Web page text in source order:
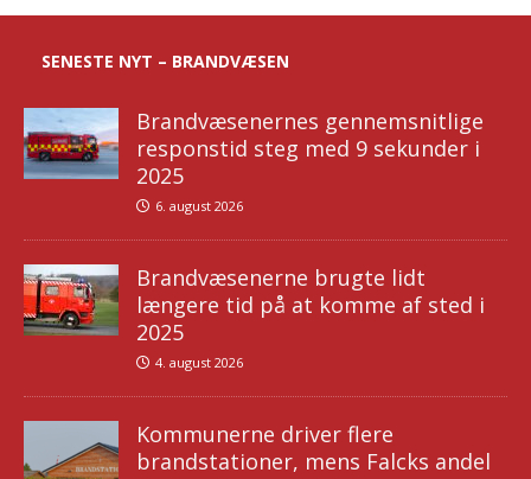
SENESTE NYT – BRANDVÆSEN
Brandvæsenernes gennemsnitlige
responstid steg med 9 sekunder i
2025
6. august 2026
Brandvæsenerne brugte lidt
længere tid på at komme af sted i
2025
4. august 2026
Kommunerne driver flere
brandstationer, mens Falcks andel